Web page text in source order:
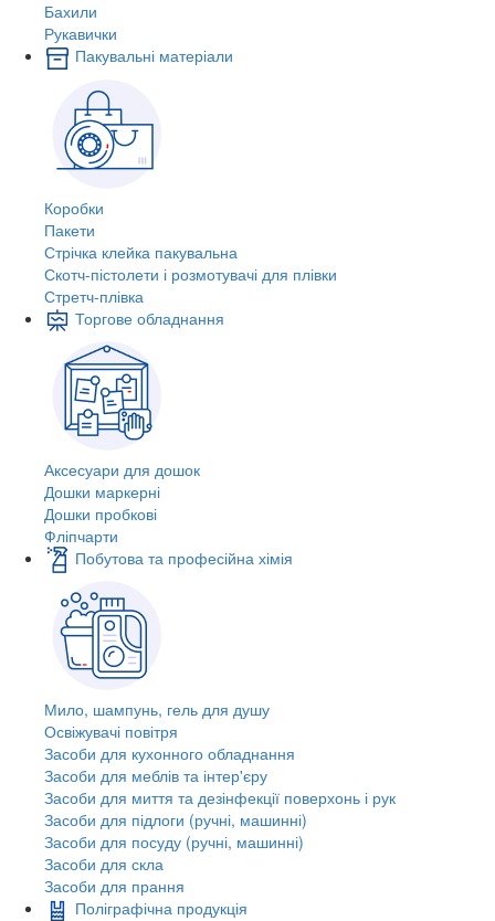
Бахили
Рукавички
Пакувальні матеріали
Коробки
Пакети
Стрічка клейка пакувальна
Скотч-пістолети і розмотувачі для плівки
Стретч-плівка
Торгове обладнання
Аксесуари для дошок
Дошки маркерні
Дошки пробкові
Фліпчарти
Побутова та професійна хімія
Мило, шампунь, гель для душу
Освіжувачі повітря
Засоби для кухонного обладнання
Засоби для меблів та інтер'єру
Засоби для миття та дезінфекції поверхонь і рук
Засоби для підлоги (ручні, машинні)
Засоби для посуду (ручні, машинні)
Засоби для скла
Засоби для прання
Поліграфічна продукція